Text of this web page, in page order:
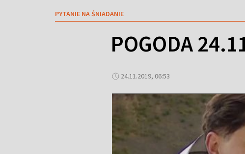
PYTANIE NA ŚNIADANIE
POGODA
24.11.2019, 06:53